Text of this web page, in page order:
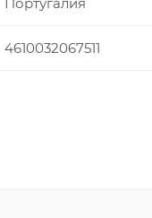
4610032067511